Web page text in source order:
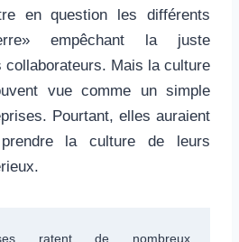
en question les différents
empêchant la juste
collaborateurs. Mais la culture
vue comme un simple
Pourtant, elles auraient
la culture de leurs
ratent de nombreux